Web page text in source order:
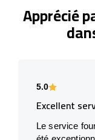
Apprécié
5.0
Excellent
Le service